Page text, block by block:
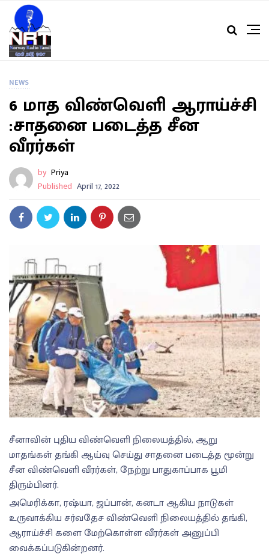
NEWS
6 மாத விண்வெளி ஆராய்ச்சி
:சாதனை படைத்த சீன
வீரர்கள்
by Priya
Published April 17, 2022
சீனாவின் புதிய விண்வெளி நிலையத்தில், ஆறு
மாதங்கள் தங்கி ஆய்வு செய்து சாதனை படைத்த மூன்று
சீன விண்வெளி வீரர்கள், நேற்று பாதுகாப்பாக பூமி
திரும்பினர்.
அமெரிக்கா, ரஷ்யா, ஜப்பான், கனடா ஆகிய நாடுகள்
உருவாக்கிய சர்வதேச விண்வெளி நிலையத்தில் தங்கி,
ஆராய்ச்சி களை மேற்கொள்ள வீரர்கள் அனுப்பி
வைக்கப்படுகின்றனர்.